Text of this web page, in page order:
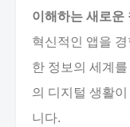
이해하는 새로운
혁신적인 앱을
한 정보의 세계
의 디지털 생활
니다.